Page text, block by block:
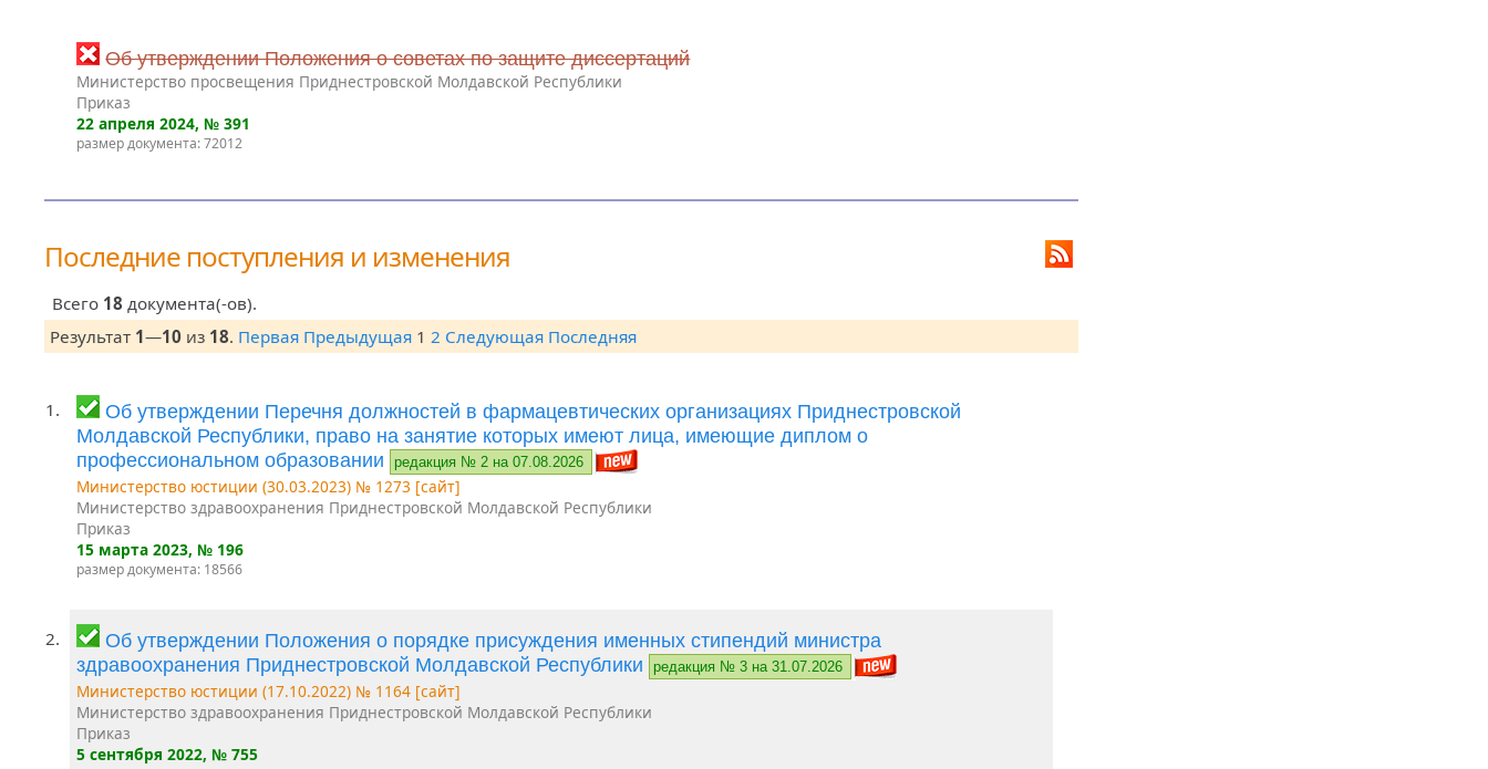
Об утверждении Положения о советах по защите диссертаций
Министерство просвещения Приднестровской Молдавской Республики
Приказ
22 апреля 2024, № 391
размер документа: 72012
Последние поступления и изменения
Всего 18 документа(-ов).
Результат 1—10 из 18. Первая Предыдущая 1 2 Следующая Последняя
1.
Об утверждении Перечня должностей в фармацевтических организациях Приднестровской
Молдавской Республики, право на занятие которых имеют лица, имеющие диплом о
профессиональном образовании
редакция № 2 на 07.08.2026
Министерство юстиции (30.03.2023) № 1273 [сайт]
Министерство здравоохранения Приднестровской Молдавской Республики
Приказ
15 марта 2023, № 196
размер документа: 18566
2.
Об утверждении Положения о порядке присуждения именных стипендий министра
здравоохранения Приднестровской Молдавской Республики
редакция № 3 на 31.07.2026
Министерство юстиции (17.10.2022) № 1164 [сайт]
Министерство здравоохранения Приднестровской Молдавской Республики
Приказ
5 сентября 2022, № 755